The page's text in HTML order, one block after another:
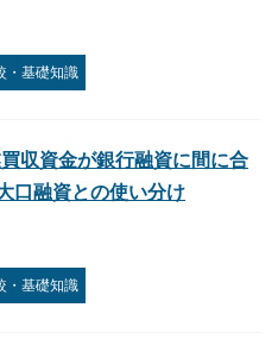
・基礎知識
収資金が銀行融資に間に合
口融資との使い分け
・基礎知識